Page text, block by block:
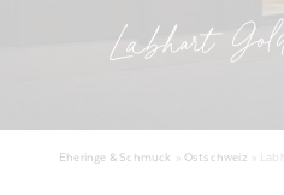
Labhart
Eheringe & Schmuck Ostschweiz